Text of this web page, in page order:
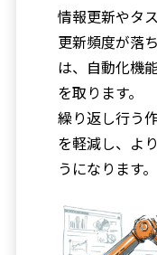
情報更新やタ
更新頻度が落
は、自動化機
を取ります。
繰り返し行う
を軽減し、よ
うになります。